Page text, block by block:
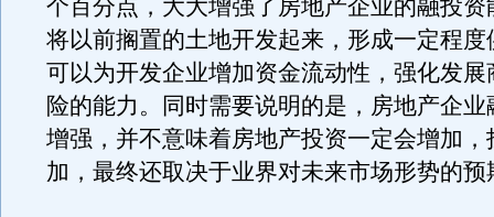
个百分点，大大增强了房地产企业的融投资
将以前搁置的土地开发起来，形成一定程度
可以为开发企业增加资金流动性，强化发展
险的能力。同时需要说明的是，房地产企
增强，并不意味着房地产投资一定会增加，
加，最终还取决于业界对未来市场形势的预